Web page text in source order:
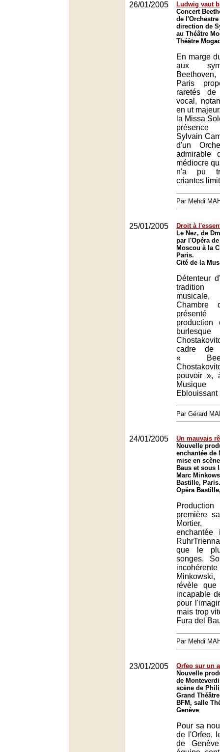
26/01/2005
Ludwig vaut
Concert
de
direction de
au Théâtre
Théâtre
En marge
aux
Paris
raretés de
vocal,
en ut
la Missa
Sylvain
d'un
admirable
médiocre
n'a pu
criantes
Par Mehdi
25/01/2005
Droit à
Le Nez, de
par l'Opéra
Moscou à la
Paris.
Cité de la
Détenteur
tradition
Chambre
cadre de
«
pouvoir »,
Eblouissant
Par Gérard
24/01/2005
Un mauvais
Nouvelle
enchantée de
mise en
Baus et sous
Marc
Bastille, Paris.
Opéra
première
Mortier,
enchantée
que le
songes.
révèle que
incapable
pour
mais trop
Fura del
Par Mehdi
23/01/2005
Orfeo sur un
Nouvelle
de
scène de
Grand
BFM, salle
Genève
Pour sa
de l'Orfeo,
de